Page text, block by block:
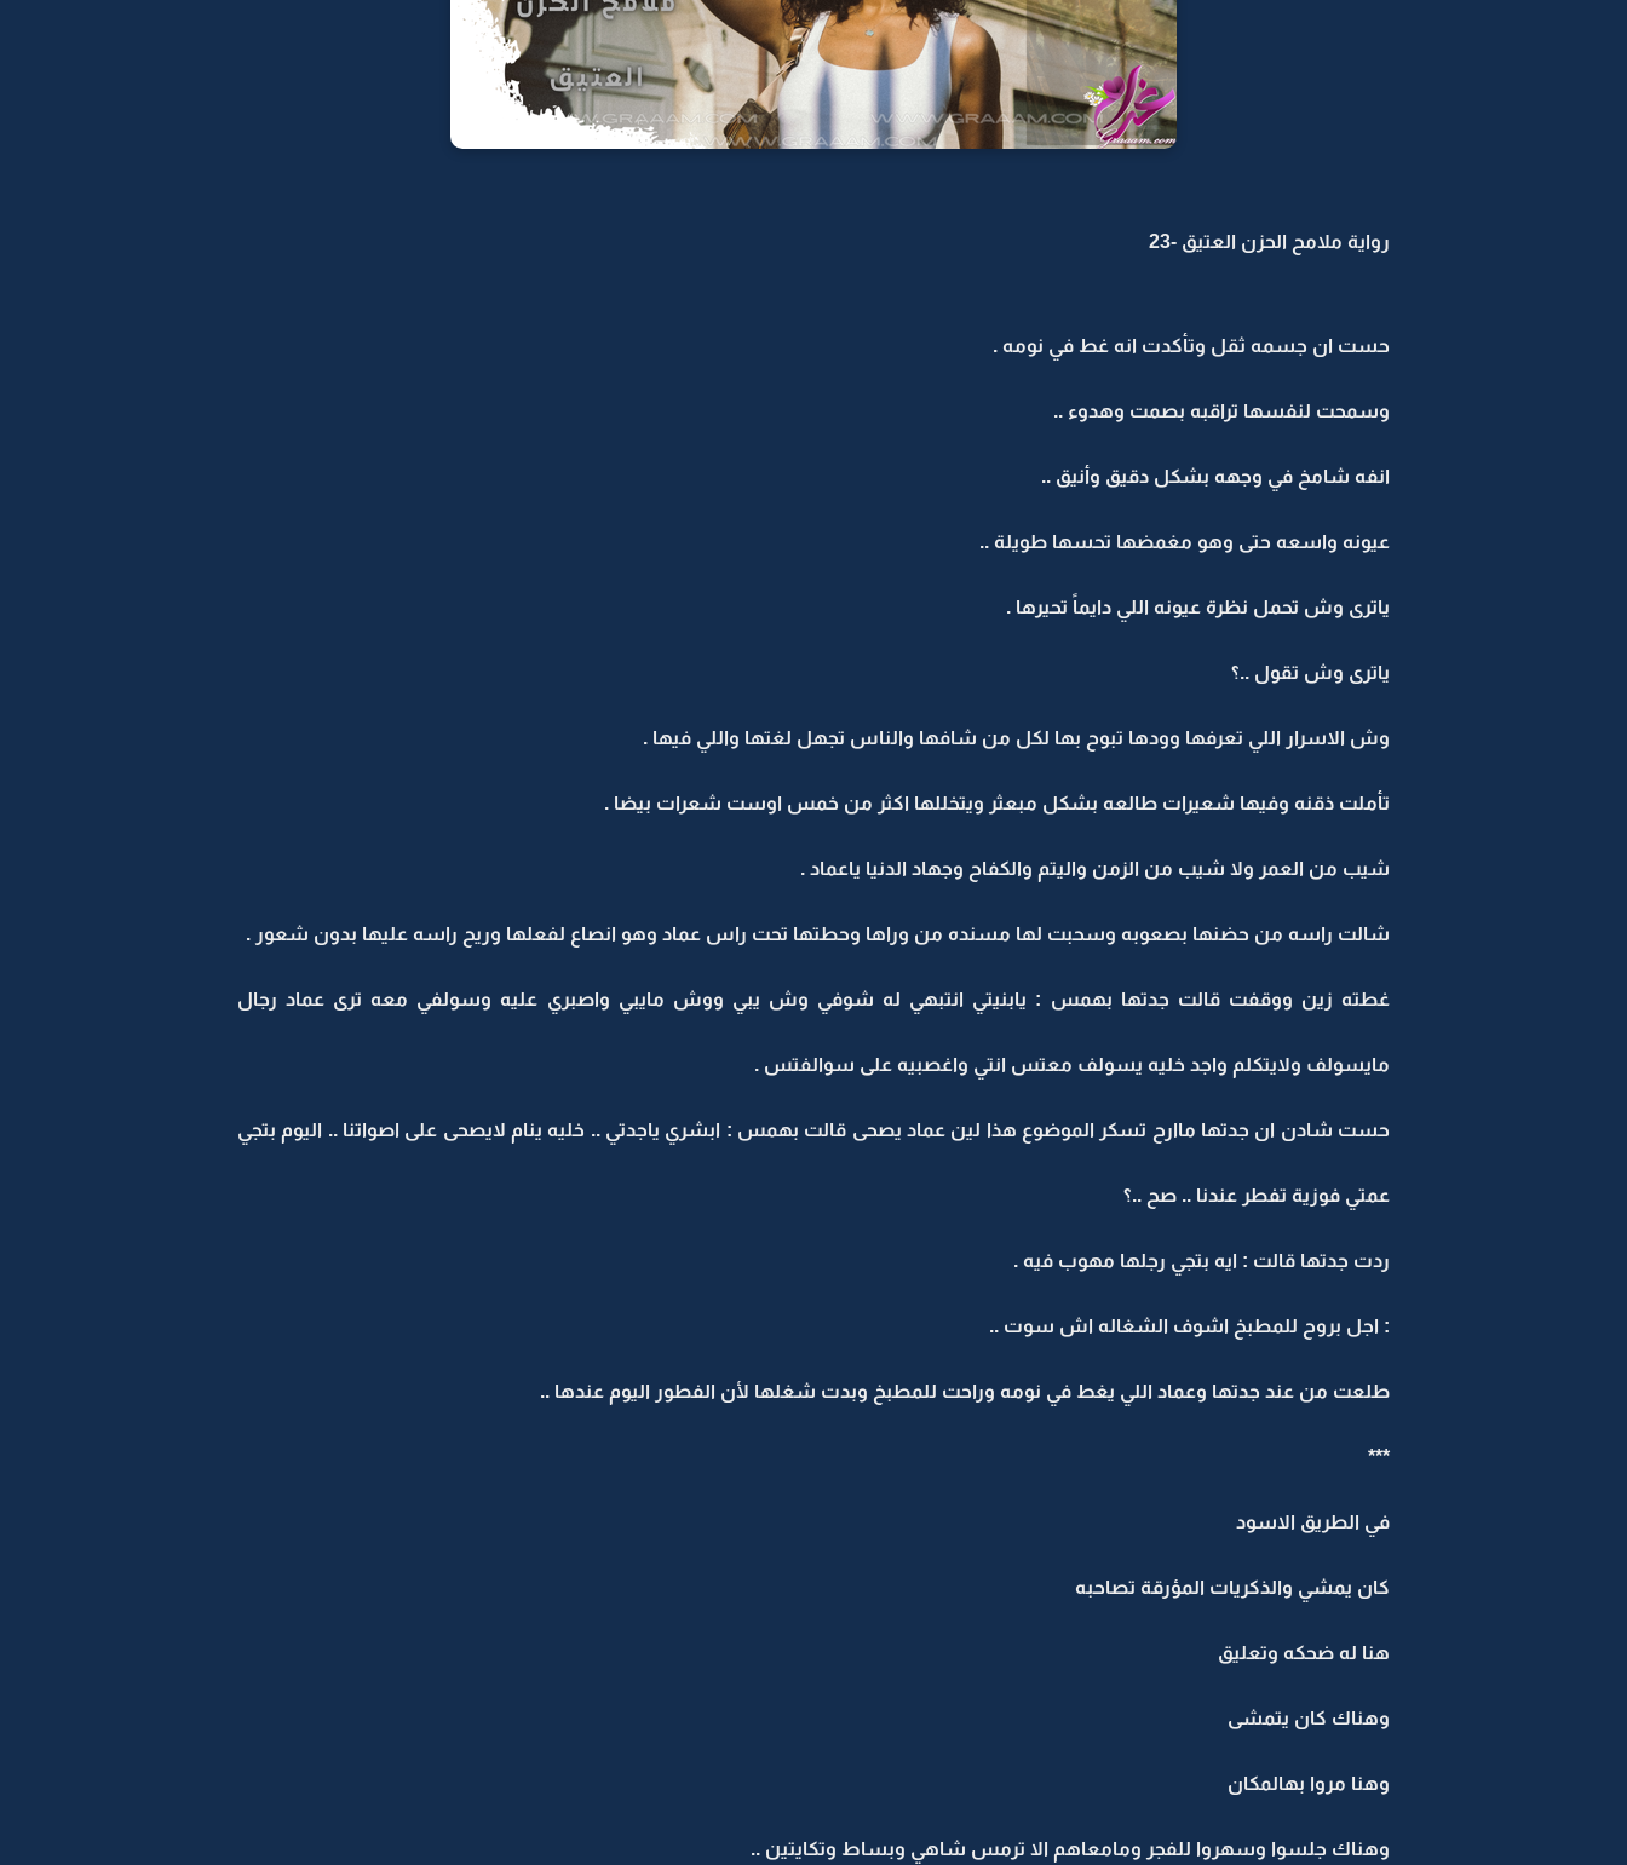
رواية ملامح الحزن العتيق -23
حست ان جسمه ثقل وتأكدت انه غط في نومه .
وسمحت لنفسها تراقبه بصمت وهدوء ..
انفه شامخ في وجهه بشكل دقيق وأنيق ..
عيونه واسعه حتى وهو مغمضها تحسها طويلة ..
ياترى وش تحمل نظرة عيونه اللي دايماً تحيرها .
ياترى وش تقول ..؟
وش الاسرار اللي تعرفها وودها تبوح بها لكل من شافها والناس تجهل لغتها واللي فيها .
تأملت ذقنه وفيها شعيرات طالعه بشكل مبعثر ويتخللها اكثر من خمس اوست شعرات بيضا .
شيب من العمر ولا شيب من الزمن واليتم والكفاح وجهاد الدنيا ياعماد .
شالت راسه من حضنها بصعوبه وسحبت لها مسنده من وراها وحطتها تحت راس عماد وهو انصاع لفعلها وريح راسه عليها بدون شعور .
غطته زين ووقفت قالت جدتها بهمس : يابنيتي انتبهي له شوفي وش يبي ووش مايبي واصبري عليه وسولفي معه ترى عماد رجال
مايسولف ولايتكلم واجد خليه يسولف معتس انتي واغصبيه على سوالفتس .
حست شادن ان جدتها ماارح تسكر الموضوع هذا لين عماد يصحى قالت بهمس : ابشري ياجدتي .. خليه ينام لايصحى على اصواتنا .. اليوم بتجي
عمتي فوزية تفطر عندنا .. صح ..؟
ردت جدتها قالت : ايه بتجي رجلها مهوب فيه .
: اجل بروح للمطبخ اشوف الشغاله اش سوت ..
طلعت من عند جدتها وعماد اللي يغط في نومه وراحت للمطبخ وبدت شغلها لأن الفطور اليوم عندها ..
***
في الطريق الاسود
كان يمشي والذكريات المؤرقة تصاحبه
هنا له ضحكه وتعليق
وهناك كان يتمشى
وهنا مروا بهالمكان
وهناك جلسوا وسهروا للفجر ومامعاهم الا ترمس شاهي وبساط وتكايتين ..